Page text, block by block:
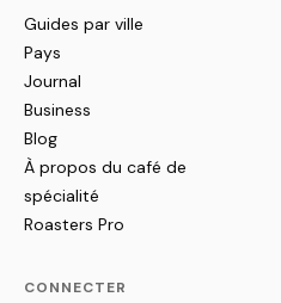
Guides par ville
Pays
Journal
Business
Blog
À propos du café de
spécialité
Roasters Pro
CONNECTER